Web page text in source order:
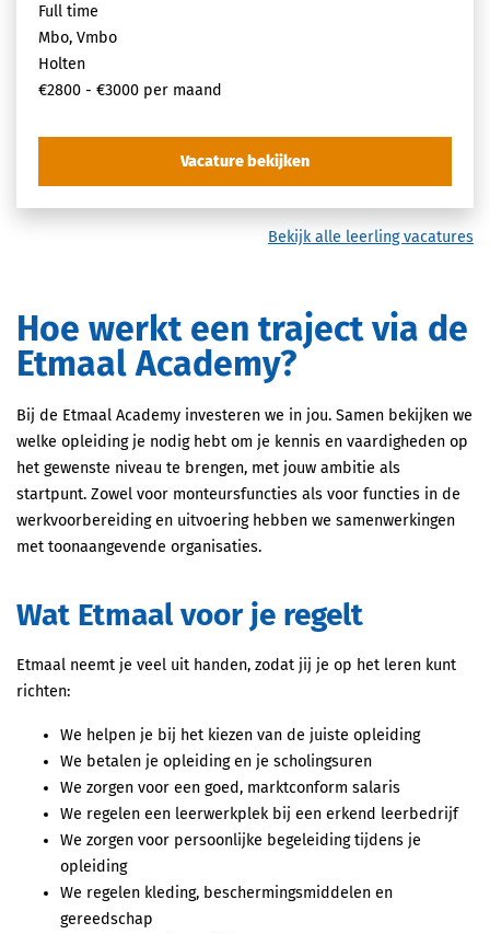
Full time
Mbo, Vmbo
Holten
€2800 - €3000 per maand
Vacature bekijken
Bekijk alle leerling vacatures
Hoe werkt een traject via de
Etmaal Academy?
Bij de Etmaal Academy investeren we in jou. Samen bekijken we
welke opleiding je nodig hebt om je kennis en vaardigheden op
het gewenste niveau te brengen, met jouw ambitie als
startpunt. Zowel voor monteursfuncties als voor functies in de
werkvoorbereiding en uitvoering hebben we samenwerkingen
met toonaangevende organisaties.
Wat Etmaal voor je regelt
Etmaal neemt je veel uit handen, zodat jij je op het leren kunt
richten:
We helpen je bij het kiezen van de juiste opleiding
We betalen je opleiding en je scholingsuren
We zorgen voor een goed, marktconform salaris
We regelen een leerwerkplek bij een erkend leerbedrijf
We zorgen voor persoonlijke begeleiding tijdens je
opleiding
We regelen kleding, beschermingsmiddelen en
gereedschap